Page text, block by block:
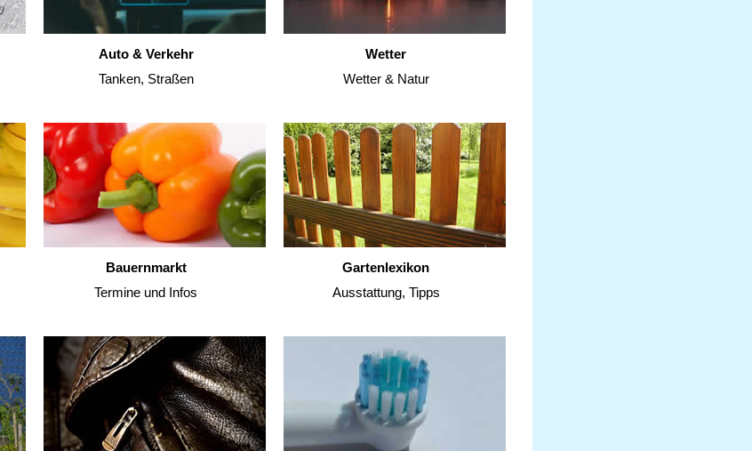
Auto & Verkehr
Tanken, Straßen
Wetter
Wetter & Natur
Bauernmarkt
Termine und Infos
Gartenlexikon
Ausstattung, Tipps